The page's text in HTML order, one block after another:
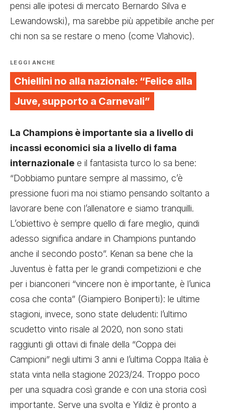
pensi alle ipotesi di mercato Bernardo Silva e
Lewandowski), ma sarebbe più appetibile anche per
chi non sa se restare o meno (come Vlahovic).
LEGGI ANCHE
Chiellini no alla nazionale: “Felice alla
Juve, supporto a Carnevali”
La Champions è importante sia a livello di
incassi economici sia a livello di fama
internazionale e il fantasista turco lo sa bene:
“Dobbiamo puntare sempre al massimo, c’è
pressione fuori ma noi stiamo pensando soltanto a
lavorare bene con l’allenatore e siamo tranquilli.
L’obiettivo è sempre quello di fare meglio, quindi
adesso significa andare in Champions puntando
anche il secondo posto”. Kenan sa bene che la
Juventus è fatta per le grandi competizioni e che
per i bianconeri “vincere non è importante, è l’unica
cosa che conta” (Giampiero Boniperti): le ultime
stagioni, invece, sono state deludenti: l’ultimo
scudetto vinto risale al 2020, non sono stati
raggiunti gli ottavi di finale della “Coppa dei
Campioni” negli ultimi 3 anni e l’ultima Coppa Italia è
stata vinta nella stagione 2023/24. Troppo poco
per una squadra così grande e con una storia così
importante. Serve una svolta e Yildiz è pronto a